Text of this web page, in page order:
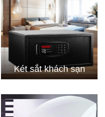
Két sắt khách sạn